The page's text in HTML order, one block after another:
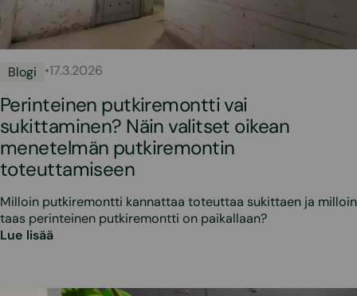
Blogi •17.3.2026
Perinteinen putkiremontti vai
sukittaminen? Näin valitset oikean
menetelmän putkiremontin
toteuttamiseen
Milloin putkiremontti kannattaa toteuttaa sukittaen ja milloin
taas perinteinen putkiremontti on paikallaan?
Lue lisää